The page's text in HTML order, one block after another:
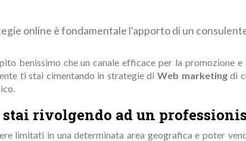
online è fondamentale l'apporto di un
benissimo che un canale efficace per la promozione e
ti stai cimentando in strategie di Web marketingdi
rivolgendo ad un
limitati in una determinata area geografica e poter